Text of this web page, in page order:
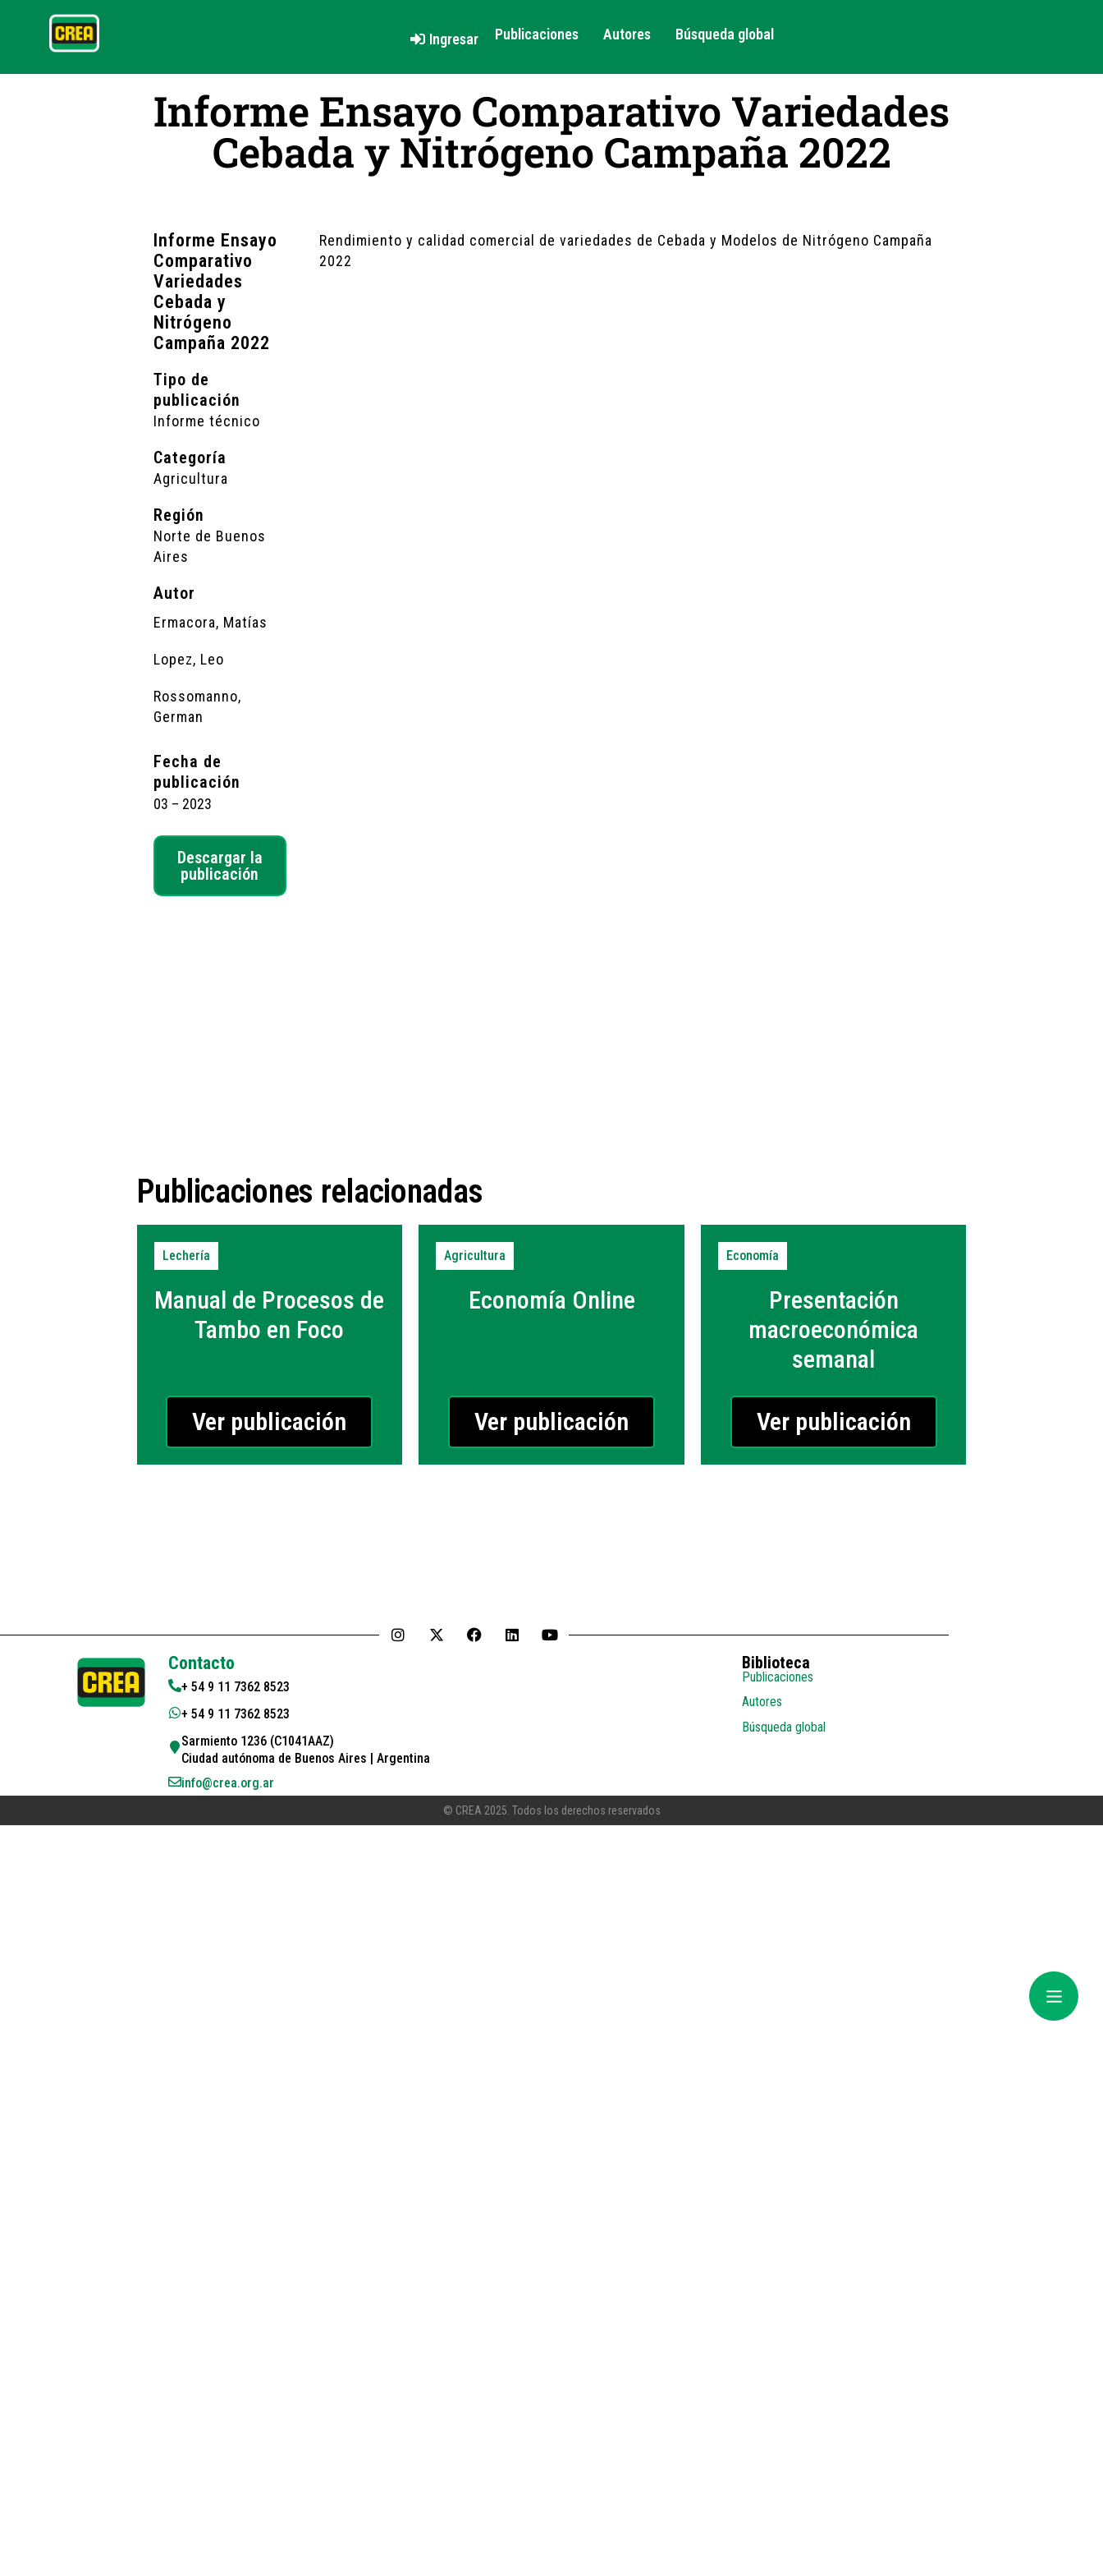
Ingresar Publicaciones Autores Búsqueda global
Informe Ensayo Comparativo Variedades
Cebada y Nitrógeno Campaña 2022
Informe Ensayo
Comparativo
Variedades
Cebada y
Nitrógeno
Campaña 2022
Tipo de
publicación
Informe técnico
Categoría
Agricultura
Región
Norte de Buenos
Aires
Autor
Ermacora, Matías
Lopez, Leo
Rossomanno,
German
Fecha de
publicación
03 – 2023
Descargar la
publicación
Rendimiento y calidad comercial de variedades de Cebada y Modelos de Nitrógeno Campaña
2022
Lechería
Manual de Procesos de
Tambo en Foco
Ver publicación
Agricultura
Economía Online
Ver publicación
Economía
Presentación
macroeconómica
semanal
Ver publicación
Publicaciones relacionadas
Contacto
+ 54 9 11 7362 8523
+ 54 9 11 7362 8523
Sarmiento 1236 (C1041AAZ)
Ciudad autónoma de Buenos Aires | Argentina
info@crea.org.ar
Biblioteca
Publicaciones
Autores
Búsqueda global
© CREA 2025. Todos los derechos reservados